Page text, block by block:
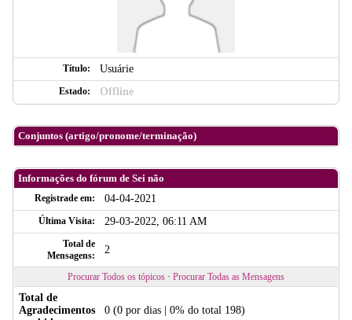
Título: Usuárie
Estado: Offline
Conjuntos (artigo/pronome/terminação)
Informações do fórum de Sei não
Registrade em: 04-04-2021
Última Visita: 29-03-2022, 06:11 AM
Total de
Mensagens:
2
Procurar Todos os tópicos · Procurar Todas as Mensagens
Total de
Agradecimentos
0 (0 por dias | 0% do total 198)